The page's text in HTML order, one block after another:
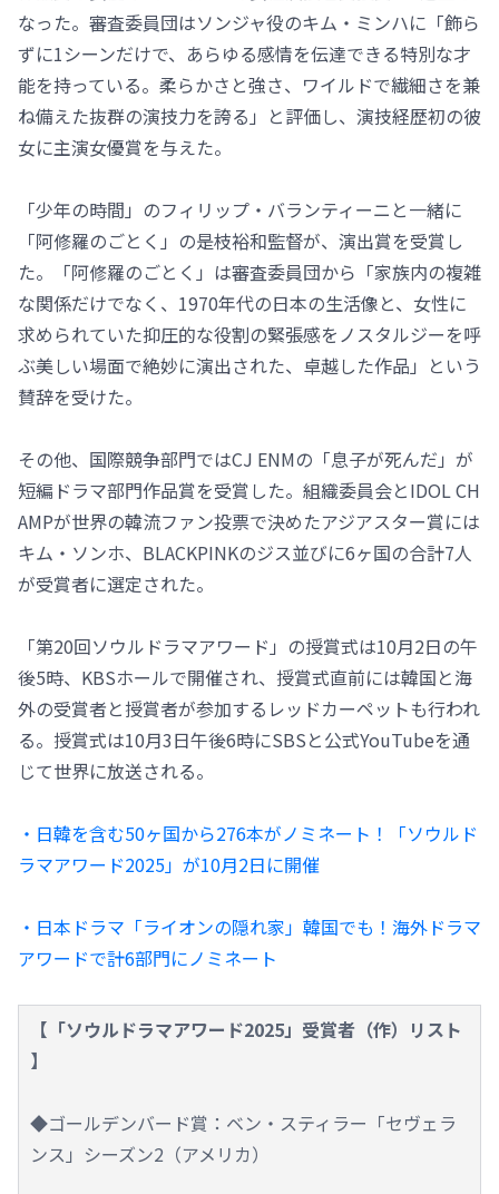
なった。審査委員団はソンジャ役のキム・ミンハに「飾ら
ずに1シーンだけで、あらゆる感情を伝達できる特別な才
能を持っている。柔らかさと強さ、ワイルドで繊細さを兼
ね備えた抜群の演技力を誇る」と評価し、演技経歴初の彼
女に主演女優賞を与えた。
「少年の時間」のフィリップ・バランティーニと一緒に
「阿修羅のごとく」の是枝裕和監督が、演出賞を受賞し
た。「阿修羅のごとく」は審査委員団から「家族内の複雑
な関係だけでなく、1970年代の日本の生活像と、女性に
求められていた抑圧的な役割の緊張感をノスタルジーを呼
ぶ美しい場面で絶妙に演出された、卓越した作品」という
賛辞を受けた。
その他、国際競争部門ではCJ ENMの「息子が死んだ」が
短編ドラマ部門作品賞を受賞した。組織委員会とIDOL CH
AMPが世界の韓流ファン投票で決めたアジアスター賞には
キム・ソンホ、BLACKPINKのジス並びに6ヶ国の合計7人
が受賞者に選定された。
「第20回ソウルドラマアワード」の授賞式は10月2日の午
後5時、KBSホールで開催され、授賞式直前には韓国と海
外の受賞者と授賞者が参加するレッドカーペットも行われ
る。授賞式は10月3日午後6時にSBSと公式YouTubeを通
じて世界に放送される。
・日韓を含む50ヶ国から276本がノミネート！「ソウルド
ラマアワード2025」が10月2日に開催
・日本ドラマ「ライオンの隠れ家」韓国でも！海外ドラマ
アワードで計6部門にノミネート
【「ソウルドラマアワード2025」受賞者（作）リスト
】
◆ゴールデンバード賞：ベン・スティラー「セヴェラ
ンス」シーズン2（アメリカ）